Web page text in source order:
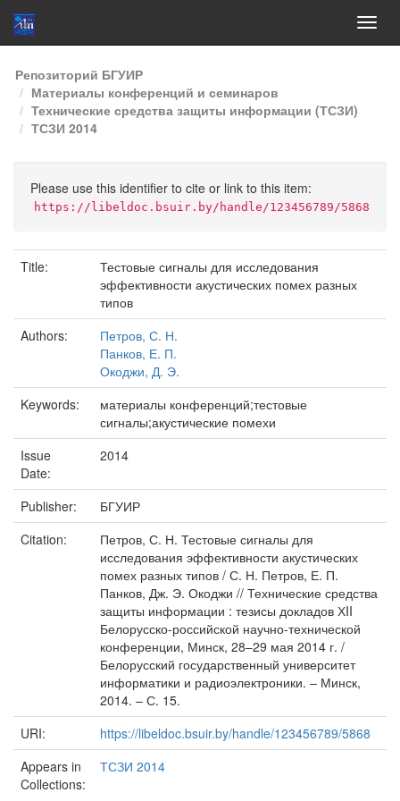
Skip
navigation
Репозиторий БГУИР
Материалы конференций и семинаров
Технические средства защиты информации (ТСЗИ)
ТСЗИ 2014
Please use this identifier to cite or link to this item:
https://libeldoc.bsuir.by/handle/123456789/5868
Title:
Тестовые сигналы для исследования
эффективности акустических помех разных
типов
Authors:
Петров, С. Н.
Панков, Е. П.
Окоджи, Д. Э.
Keywords:
материалы конференций;тестовые
сигналы;акустические помехи
Issue
Date:
2014
Publisher:
БГУИР
Citation:
Петров, С. Н. Тестовые сигналы для
исследования эффективности акустических
помех разных типов / С. Н. Петров, Е. П.
Панков, Дж. Э. Окоджи // Технические средства
защиты информации : тезисы докладов ХII
Белорусско-российской научно-технической
конференции, Минск, 28–29 мая 2014 г. /
Белорусский государственный университет
информатики и радиоэлектроники. – Минск,
2014. – С. 15.
URI:
https://libeldoc.bsuir.by/handle/123456789/5868
Appears in
Collections:
ТСЗИ 2014